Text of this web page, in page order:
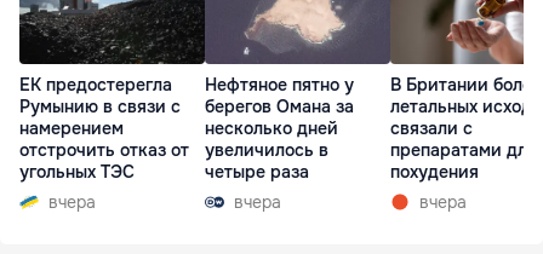
ЕК предостерегла
Румынию в связи с
намерением
отстрочить отказ от
угольных ТЭС
вчера
Нефтяное пятно у
берегов Омана за
несколько дней
увеличилось в
четыре раза
вчера
В Британии
летальных
связали с
препаратами для
похудения
вчера